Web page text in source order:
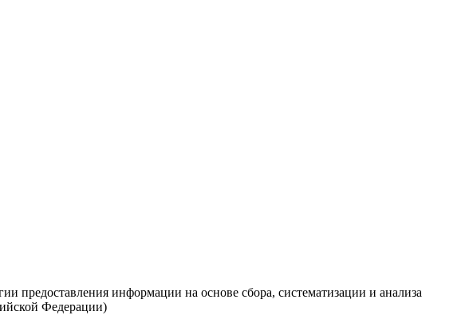
предоставления информации на основе сбора, систематизации и анализа
Федерации)